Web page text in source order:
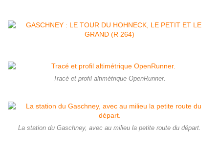
Tracé et profil altimétrique OpenRunner.
La station du Gaschney, avec au milieu la petite route du départ.